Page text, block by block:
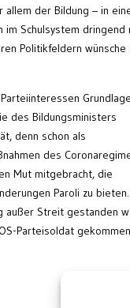
allem der Bildung – in
Schulsystem dringend
Politikfeldern wünsche
Grundlage
des Bildungsministers
denn schon als
des
Mut mitgebracht, die
Paroli zu bieten.
außer Streit gestanden
Parteisoldat